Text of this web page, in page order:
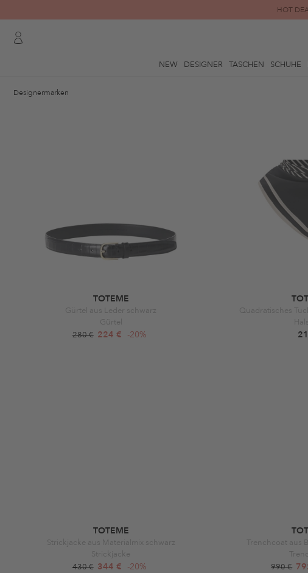
HOT
NEW DESIGNER TASCHEN SCHUHE
Designermarken
TOTEME
Gürtel aus Leder schwarz
Gürtel
280 € 224 € -20%
Quadratisches
TOTEME
Strickjacke aus Materialmix schwarz
Strickjacke
430 € 344 € -20%
Trenchcoat aus
990 €